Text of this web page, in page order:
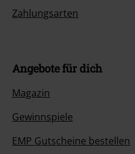
Zahlungsarten
Angebote für dich
Magazin
Gewinnspiele
EMP Gutscheine bestellen